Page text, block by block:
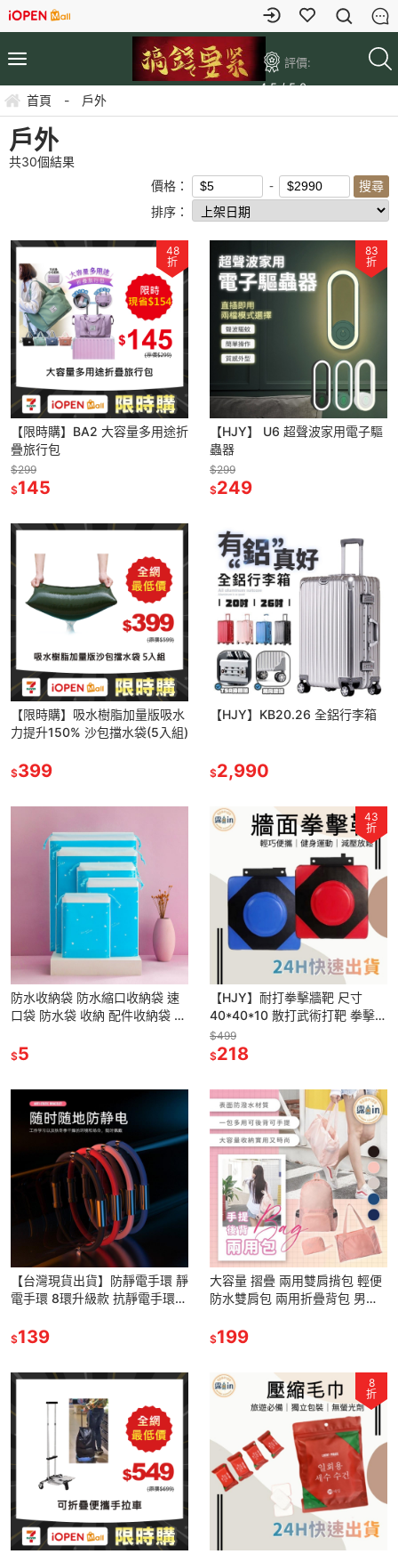
評價:
4.5 / 5.0
首頁 - 戶外
戶外
共30個結果
價格：
排序：
48
折
【限時購】BA2 大容量多用途折
疊旅行包
$299
$145
83
折
【HJY】 U6 超聲波家用電子驅
蟲器
$299
$249
【限時購】吸水樹脂加量版吸水
力提升150% 沙包擋水袋(5入組)
$399
【HJY】KB20.26 全鋁行李箱
$2,990
防水收納袋 防水縮口收納袋 速
口袋 防水袋 收納 配件收納袋 防
40x30(cm)
$5
43
折
【HJY】耐打拳擊牆靶 尺寸
40*40*10 散打武術打靶 拳擊沙
袋練習靶 沙包 精準靶 拳擊墻靶
成人兒童訓練傢用
$499
$218
【台灣現貨出貨】防靜電手環 靜
電手環 8環升級款 抗靜電手環
$139
大容量 摺疊 兩用雙肩揹包 輕便
防水雙肩包 兩用折疊背包 男女
包
$199
8
折